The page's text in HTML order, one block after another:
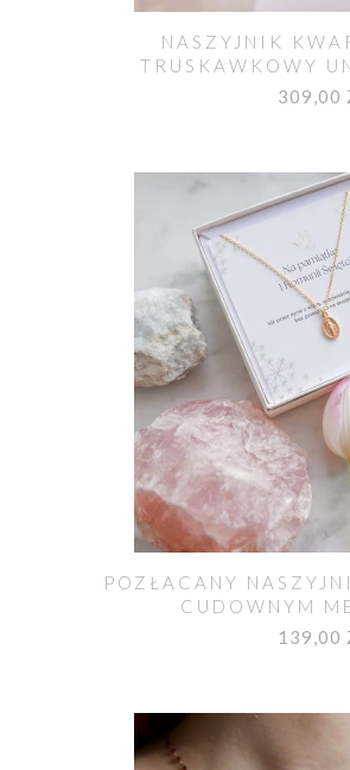
NASZYJNIK
TRUSKAWKOWY
309,00
POZŁACANY
CUDOWNYM
139,00